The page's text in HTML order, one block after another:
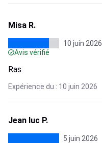
Misa R.
10 juin 2026
Avis vérifié
Ras
Expérience du : 10 juin 2026
Jean luc P.
5 juin 2026